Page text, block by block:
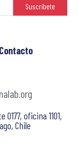
Suscríbete
0177, oficina 1101,
Chile